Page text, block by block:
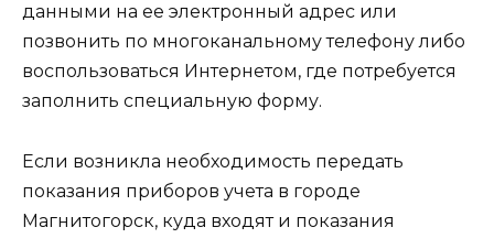
данными на ее электронный адрес или
позвонить по многоканальному телефону либо
воспользоваться Интернетом, где потребуется
заполнить специальную форму.
Если возникла необходимость передать
показания приборов учета в городе
Магнитогорск, куда входят и показания